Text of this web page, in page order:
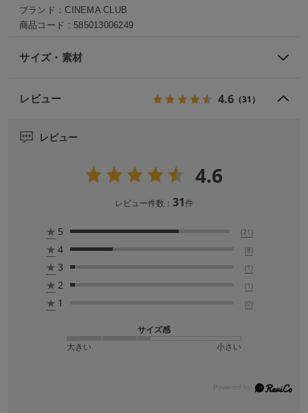
ブランド：CINEMA CLUB
商品コード : 585013006249
サイズ・素材
レビュー 4.6 （31）
レビュー
4.6
レビュー件数： 31件
★ 5 (21)
★ 4 (8)
★ 3 (1)
★ 2 (1)
★ 1 (0)
サイズ感
大きい
小さい